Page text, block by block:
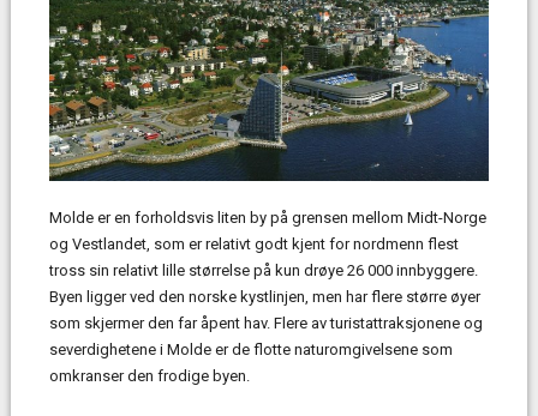
Molde er en forholdsvis liten by på grensen mellom Midt-Norge
og Vestlandet, som er relativt godt kjent for nordmenn flest
tross sin relativt lille størrelse på kun drøye 26 000 innbyggere.
Byen ligger ved den norske kystlinjen, men har flere større øyer
som skjermer den far åpent hav. Flere av turistattraksjonene og
severdighetene i Molde er de flotte naturomgivelsene som
omkranser den frodige byen.